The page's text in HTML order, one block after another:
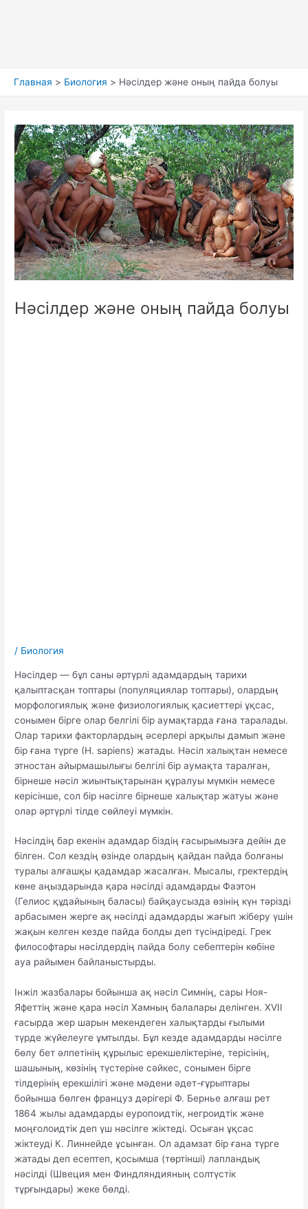
Главная Биология Нәсілдер және оның пайда болуы
Нәсілдер және оның пайда болуы
/ Биология
Нәсілдер — бұл саны әртүрлі адамдардың тарихи
қалыптасқан топтары (популяциялар топтары), олардың
морфологиялық және физиологиялық қасиеттері ұқсас,
сонымен бірге олар белгілі бір аумақтарда ғана таралады.
Олар тарихи факторлардың әсерлері арқылы дамып және
бір ғана түрге (Н. sapiens) жатады. Нәсіл халықтан немесе
этностан айырмашылығы белгілі бір аумақта таралған,
бірнеше нәсіл жиынтықтарынан құралуы мүмкін немесе
керісінше, сол бір нәсілге бірнеше халықтар жатуы және
олар әртүрлі тілде сөйлеуі мүмкін.
Нәсілдің бар екенін адамдар біздің ғасырымызға дейін де
білген. Сол кездің өзінде олардың қайдан пайда болғаны
туралы алғашқы қадамдар жасалған. Мысалы, гректердің
көне аңыздарында қара нәсілді адамдарды Фаэтон
(Гелиос құдайының баласы) байқаусызда өзінің күн тәрізді
арбасымен жерге ақ нәсілді адамдарды жағып жіберу үшін
жақын келген кезде пайда болды деп түсіндіреді. Грек
философтары нәсілдердің пайда болу себептерін көбіне
ауа райымен байланыстырды.
Інжіл жазбалары бойынша ақ нәсіл Симнің, сары Ноя-
Яфеттің және қара нәсіл Хамның балалары делінген. XVII
ғасырда жер шарын мекендеген халықтарды ғылыми
түрде жүйелеуге ұмтылды. Бұл кезде адамдарды нәсілге
бөлу бет әлпетінің құрылыс ерекшеліктеріне, терісінің,
шашының, көзінің түстеріне сәйкес, сонымен бірге
тілдерінің ерекшілігі және мәдени әдет-ғұрыптары
бойынша бөлген француз дәрігері Ф. Бернье алғаш рет
1864 жылы адамдарды еуропоидтік, негроидтік және
моңғолоидтік деп үш нәсілге жіктеді. Осыған ұқсас
жіктеуді К. Линнейде ұсынған. Ол адамзат бір ғана түрге
жатады деп есептеп, қосымша (төртінші) лапландық
нәсілді (Швеция мен Финдляндияның солтүстік
тұрғындары) жеке бөлді.